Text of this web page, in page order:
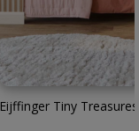
Eijffinger Tiny Treasures